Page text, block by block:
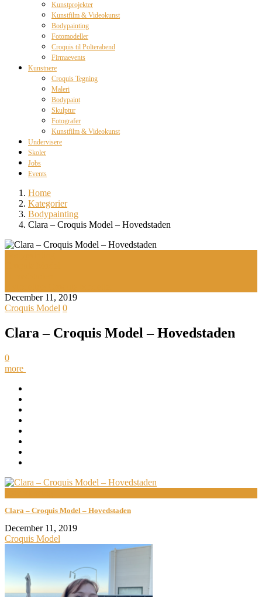
Kunstprojekter
Kunstfilm & Videokunst
Bodypainting
Fotomodeller
Croquis til Polterabend
Firmaevents
Kunstnere
Croquis Tegning
Maleri
Bodypaint
Skulptur
Fotografer
Kunstfilm & Videokunst
Undervisere
Skoler
Jobs
Events
Home
Kategorier
Bodypainting
Clara – Croquis Model – Hovedstaden
December 11, 2019
Croquis Model 0
Clara – Croquis Model – Hovedstaden
0
more
Clara – Croquis Model – Hovedstaden
December 11, 2019
Croquis Model